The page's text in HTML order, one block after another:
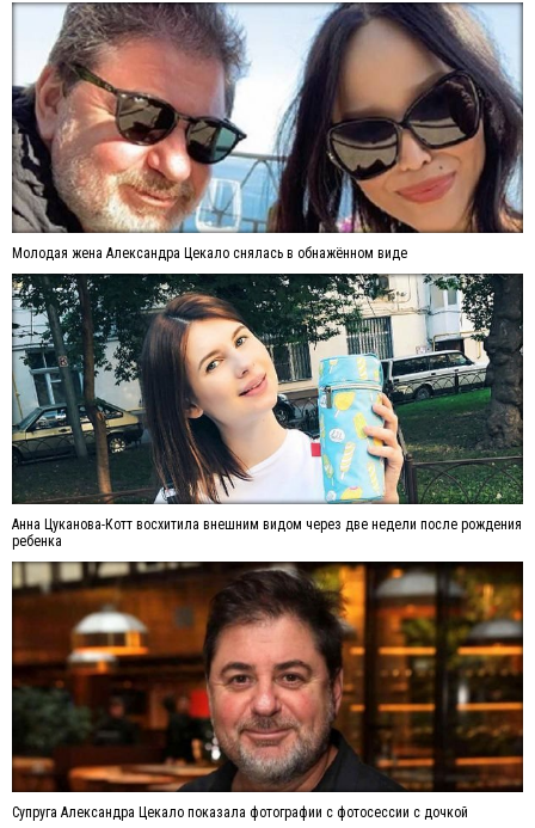
Молодая жена Александра Цекало снялась в обнажённом виде
Анна Цуканова-Котт восхитила внешним видом через две недели после рождения
ребенка
Супруга Александра Цекало показала фотографии с фотосессии с дочкой